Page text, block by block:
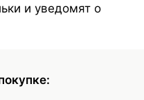
и уведомят о